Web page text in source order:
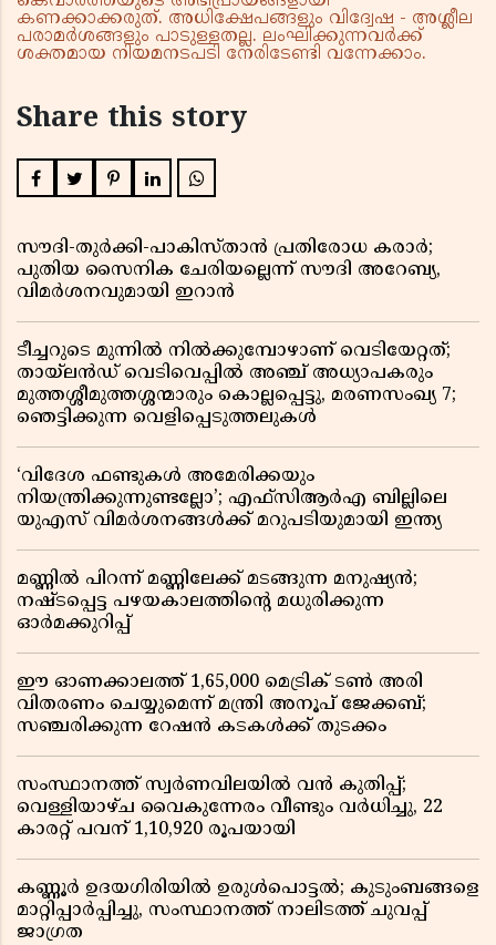
കണക്കാക്കരുത്. അധിക്ഷേപങ്ങളും വിദ്വേഷ - അശ്ലീല
പരാമർശങ്ങളും പാടുള്ളതല്ല. ലംഘിക്കുന്നവർക്ക്
ശക്തമായ നിയമനടപടി നേരിടേണ്ടി വന്നേക്കാം.
Share this story
സൗദി-തുർക്കി-പാകിസ്താൻ പ്രതിരോധ കരാർ;
പുതിയ സൈനിക ചേരിയല്ലെന്ന് സൗദി അറേബ്യ,
വിമർശനവുമായി ഇറാൻ
ടീച്ചറുടെ മുന്നിൽ നിൽക്കുമ്പോഴാണ് വെടിയേറ്റത്;
തായ്‌ലൻഡ് വെടിവെപ്പിൽ അഞ്ച് അധ്യാപകരും
മുത്തശ്ശീമുത്തശ്ശന്മാരും കൊല്ലപ്പെട്ടു, മരണസംഖ്യ 7;
ഞെട്ടിക്കുന്ന വെളിപ്പെടുത്തലുകൾ
‘വിദേശ ഫണ്ടുകൾ അമേരിക്കയും
നിയന്ത്രിക്കുന്നുണ്ടല്ലോ’; എഫ്സിആർഎ ബില്ലിലെ
യുഎസ് വിമർശനങ്ങൾക്ക് മറുപടിയുമായി ഇന്ത്യ
മണ്ണിൽ പിറന്ന് മണ്ണിലേക്ക് മടങ്ങുന്ന മനുഷ്യൻ;
നഷ്ടപ്പെട്ട പഴയകാലത്തിൻ്റെ മധുരിക്കുന്ന
ഓർമക്കുറിപ്പ്
ഈ ഓണക്കാലത്ത് 1,65,000 മെട്രിക് ടൺ അരി
വിതരണം ചെയ്യുമെന്ന് മന്ത്രി അനൂപ് ജേക്കബ്;
സഞ്ചരിക്കുന്ന റേഷൻ കടകൾക്ക് തുടക്കം
സംസ്ഥാനത്ത് സ്വർണവിലയിൽ വൻ കുതിപ്പ്;
വെള്ളിയാഴ്ച വൈകുന്നേരം വീണ്ടും വർധിച്ചു, 22
കാരറ്റ് പവന് 1,10,920 രൂപയായി
കണ്ണൂർ ഉദയഗിരിയിൽ ഉരുൾപൊട്ടൽ; കുടുംബങ്ങളെ
മാറ്റിപ്പാർപ്പിച്ചു, സംസ്ഥാനത്ത് നാലിടത്ത് ചുവപ്പ്
ജാഗ്രത